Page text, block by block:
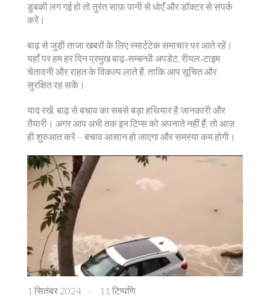
डुबकी लग गई हो तो तुरंत साफ़ पानी से धोएँ और डॉक्टर से संपर्क
करें।
बाढ़ से जुड़ी ताजा खबरों के लिए स्मार्टटेक समाचार पर आते रहें।
यहाँ पर हम हर दिन प्रमुख बाढ़‑सम्बन्धी अपडेट, रीयल‑टाइम
चेतावनी और राहत के विकल्प लाते हैं, ताकि आप सूचित और
सुरक्षित रह सकें।
याद रखें, बाढ़ से बचाव का सबसे बड़ा हथियार है जानकारी और
तैयारी। अगर आप अभी तक इन टिप्स को अपनाते नहीं हैं, तो आज़
ही शुरुआत करें – बचाव आसान हो जाएगा और समस्या कम होगी।
1 सितंबर 2024 · 11 टिप्पणि